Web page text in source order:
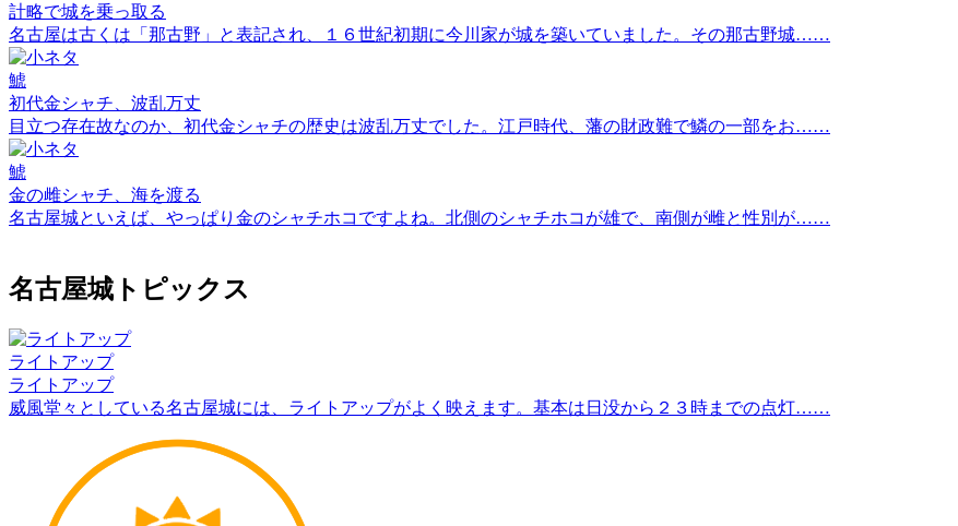
計略で城を乗っ取る
名古屋は古くは「那古野」と表記され、１６世紀初期に今川家が城を築いていました。その那古野城……
鯱
初代金シャチ、波乱万丈
目立つ存在故なのか、初代金シャチの歴史は波乱万丈でした。江戸時代、藩の財政難で鱗の一部をお……
鯱
金の雌シャチ、海を渡る
名古屋城といえば、やっぱり金のシャチホコですよね。北側のシャチホコが雄で、南側が雌と性別が……
名古屋城トピックス
ライトアップ
ライトアップ
威風堂々としている名古屋城には、ライトアップがよく映えます。基本は日没から２３時までの点灯……